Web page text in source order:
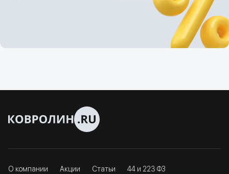
О компании Акции Статьи 44 и 223 ФЗ